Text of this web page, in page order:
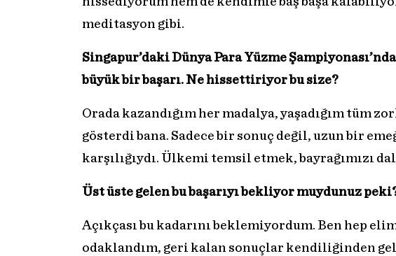
meditasyon gibi.
Singapur’daki Dünya Para Yüzme
büyük bir başarı. Ne hissettiriyor bu size?
Orada kazandığım her madalya, yaşadığım tüm
gösterdi bana. Sadece bir sonuç değil, uzun bir
karşılığıydı. Ülkemi temsil etmek, bayrağımızı
Üst üste gelen bu başarıyı bekliyor muydunuz
Açıkçası bu kadarını beklemiyordum. Ben hep
odaklandım, geri kalan sonuçlar kendiliğinden